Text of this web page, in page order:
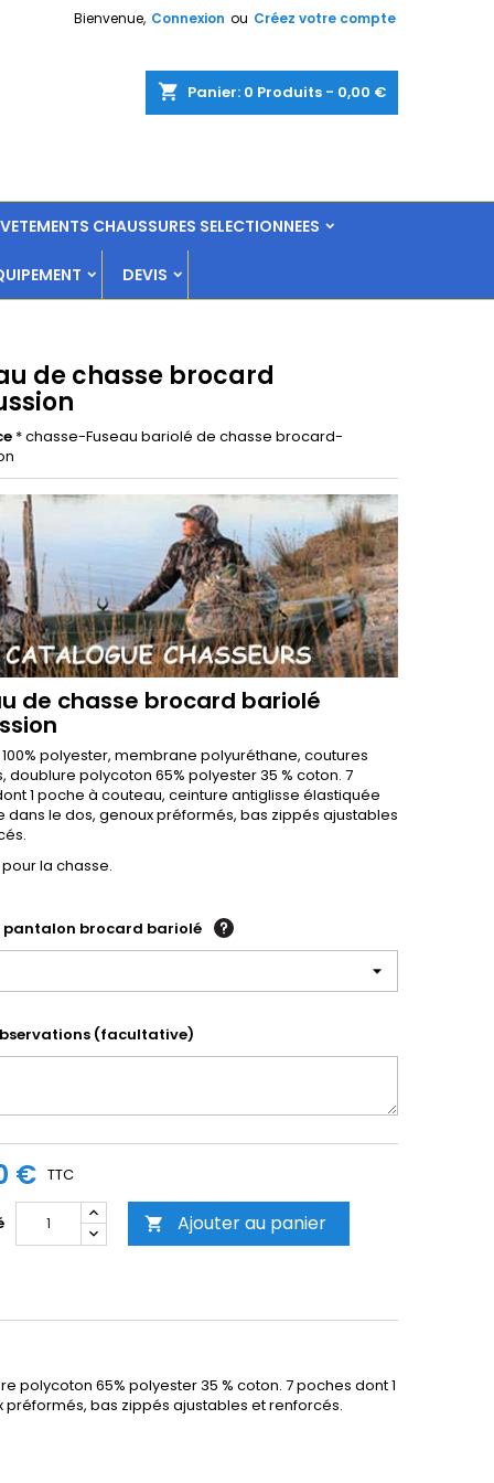
Bienvenue, Connexion ou Créez votre compte
shopping_cart Panier: 0 Produits - 0,00 €
CHAUSSURES SELECTIONNEES
DEVIS
de chasse brocard
* chasse-Fuseau bariolé de chasse brocard-
de chasse brocard bariolé
polyester, membrane polyuréthane, coutures
doublure polycoton 65% polyester 35 % coton. 7
1 poche à couteau, ceinture antiglisse élastiquée
dans le dos, genoux préformés, bas zippés ajustables
la chasse.
pantalon brocard bariolé
(facultative)
€ TTC
 Ajouter au panier
polycoton 65% polyester 35 % coton. 7 poches dont 1
bas zippés ajustables et renforcés.